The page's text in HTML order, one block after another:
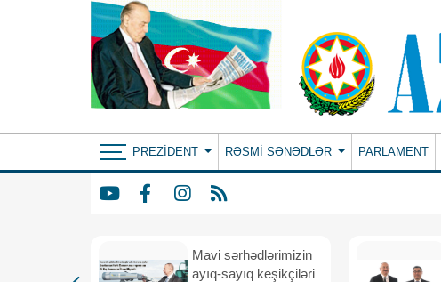
PREZIDENT RƏSMI SƏNƏDLƏR PARLAMENT
Mavi sərhədlərimizin
ayıq-sayıq keşikçiləri